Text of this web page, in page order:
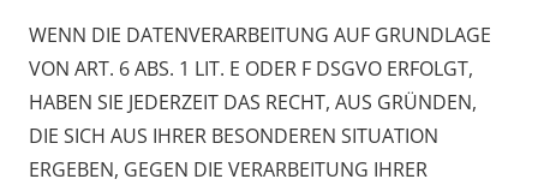
WENN DIE DATENVERARBEITUNG AUF GRUNDLAGE
VON ART. 6 ABS. 1 LIT. E ODER F DSGVO ERFOLGT,
HABEN SIE JEDERZEIT DAS RECHT, AUS GRÜNDEN,
DIE SICH AUS IHRER BESONDEREN SITUATION
ERGEBEN, GEGEN DIE VERARBEITUNG IHRER